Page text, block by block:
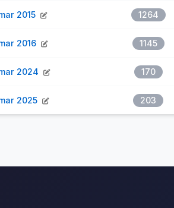
2015 1264
2016 1145
2024 170
2025 203